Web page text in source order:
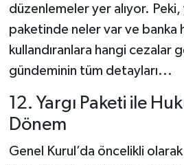
düzenlemeler yer alıyor. Peki,
paketinde neler var ve banka
kullandıranlara hangi cezalar
gündeminin tüm detayları...
12. Yargı Paketi ile
Dönem
Genel Kurul’da öncelikli